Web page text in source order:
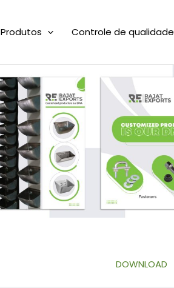
Produtos Controle de qualidade
DOWNLOAD